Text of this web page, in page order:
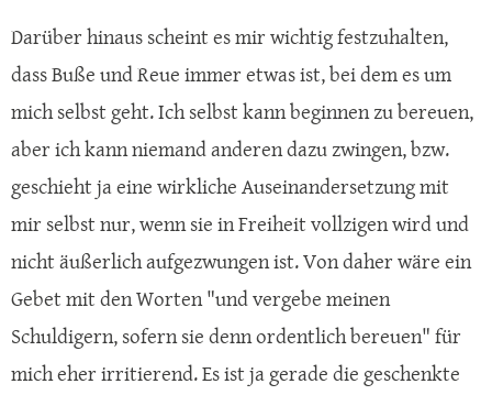
Darüber hinaus scheint es mir wichtig festzuhalten,
dass Buße und Reue immer etwas ist, bei dem es um
mich selbst geht. Ich selbst kann beginnen zu bereuen,
aber ich kann niemand anderen dazu zwingen, bzw.
geschieht ja eine wirkliche Auseinandersetzung mit
mir selbst nur, wenn sie in Freiheit vollzigen wird und
nicht äußerlich aufgezwungen ist. Von daher wäre ein
Gebet mit den Worten "und vergebe meinen
Schuldigern, sofern sie denn ordentlich bereuen" für
mich eher irritierend. Es ist ja gerade die geschenkte